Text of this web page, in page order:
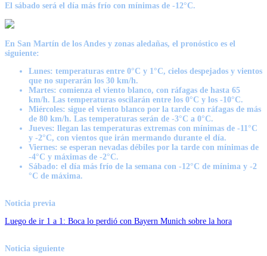
El sábado será el día más frío con mínimas de -12°C.
En San Martín de los Andes y zonas aledañas, el pronóstico es el
siguiente:
Lunes: temperaturas entre 0°C y 1°C, cielos despejados y vientos
que no superarán los 30 km/h.
Martes: comienza el viento blanco, con ráfagas de hasta 65
km/h. Las temperaturas oscilarán entre los 0°C y los -10°C.
Miércoles: sigue el viento blanco por la tarde con ráfagas de más
de 80 km/h. Las temperaturas serán de -3°C a 0°C.
Jueves: llegan las temperaturas extremas con mínimas de -11°C
y -2°C, con vientos que irán mermando durante el día.
Viernes: se esperan nevadas débiles por la tarde con mínimas de
-4°C y máximas de -2°C.
Sábado: el día más frío de la semana con -12°C de mínima y -2
°C de máxima.
Noticia previa
Luego de ir 1 a 1: Boca lo perdió con Bayern Munich sobre la hora
Noticia siguiente